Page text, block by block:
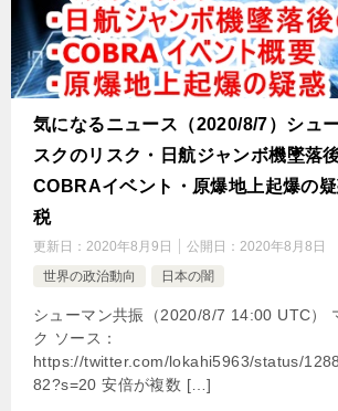
気になるニュース（2020/8/7）シュ
スクのリスク・日航ジャンボ機墜落
COBRAイベント・原爆地上起爆の
税
更新日： 2020年8月9日 公開日： 2020年8月8日
世界の政治動向
日本の闇
シューマン共振（2020/8/7 14:00 UTC）
ク ソース：
https://twitter.com/lokahi5963/status/
82?s=20 安倍が複数 […]